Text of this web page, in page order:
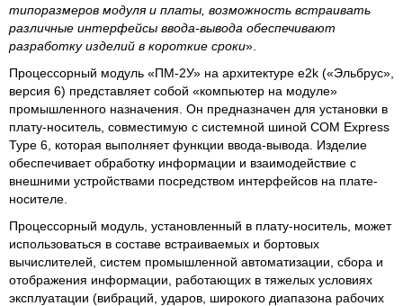
типоразмеров модуля и платы, возможность встраивать
различные интерфейсы ввода-вывода обеспечивают
разработку изделий в короткие сроки».
Процессорный модуль «ПМ-2У» на архитектуре e2k («Эльбрус»,
версия 6) представляет собой «компьютер на модуле»
промышленного назначения. Он предназначен для установки в
плату-носитель, совместимую с системной шиной COM Express
Type 6, которая выполняет функции ввода-вывода. Изделие
обеспечивает обработку информации и взаимодействие с
внешними устройствами посредством интерфейсов на плате-
носителе.
Процессорный модуль, установленный в плату-носитель, может
использоваться в составе встраиваемых и бортовых
вычислителей, систем промышленной автоматизации, сбора и
отображения информации, работающих в тяжелых условиях
эксплуатации (вибраций, ударов, широкого диапазона рабочих